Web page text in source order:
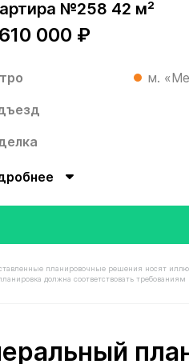
№258 42 м²
000 ₽
м.
планировочные решения носят
должна соответствовать требованиям